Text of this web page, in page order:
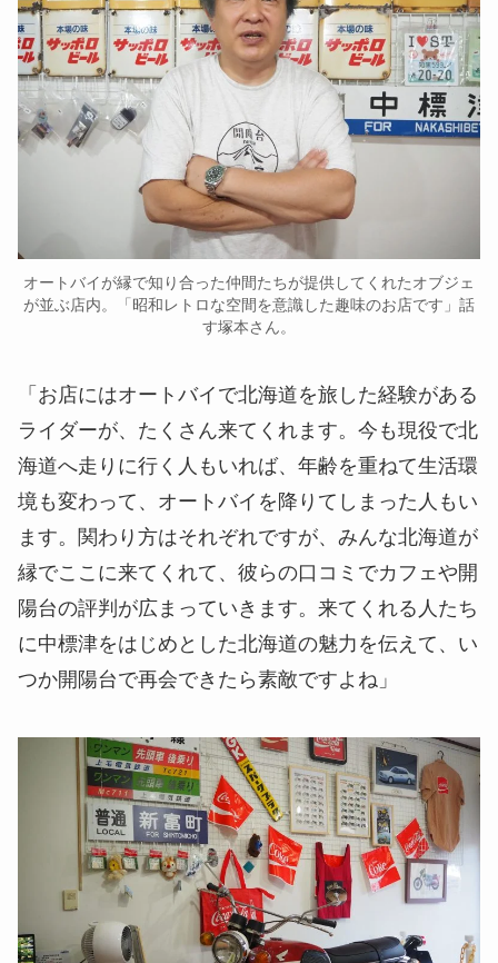
オートバイが縁で知り合った仲間たちが提供してくれたオブジェ
が並ぶ店内。「昭和レトロな空間を意識した趣味のお店です」話
す塚本さん。
「お店にはオートバイで北海道を旅した経験がある
ライダーが、たくさん来てくれます。今も現役で北
海道へ走りに行く人もいれば、年齢を重ねて生活環
境も変わって、オートバイを降りてしまった人もい
ます。関わり方はそれぞれですが、みんな北海道が
縁でここに来てくれて、彼らの口コミでカフェや開
陽台の評判が広まっていきます。来てくれる人たち
に中標津をはじめとした北海道の魅力を伝えて、い
つか開陽台で再会できたら素敵ですよね」